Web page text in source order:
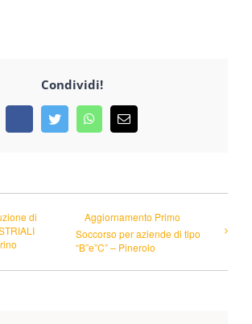
Condividi!
FacebookTwitterWhatsApp
Email
di
Aggiornamento Primo
Soccorso per aziende di tipo
“B”e”C” – Pinerolo